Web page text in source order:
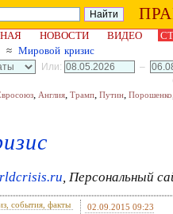
НОВОСТИ ВИДЕО
≈ Мировой кризис
Или:
–
, Англия, Трамп, Путин, Порошенко
, Персональный
события, факты 02.09.2015 09:23